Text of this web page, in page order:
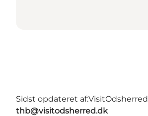
Sidst opdateret af:VisitOdsherred
thb@visitodsherred.dk